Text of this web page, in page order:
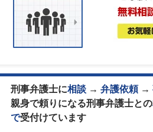
刑事弁護士に相談→ 弁護依頼 →
親身で頼りになる刑事弁護士との
で受付けています